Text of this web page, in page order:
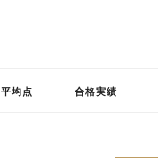
均点 合格実績